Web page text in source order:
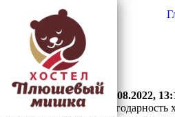
Отзывы
Оставить отзыв
Сурэна Батожапова31.08.2022,
Выражаю огромную